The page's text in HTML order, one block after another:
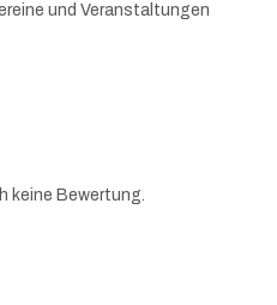
und Veranstaltungen
keine Bewertung.